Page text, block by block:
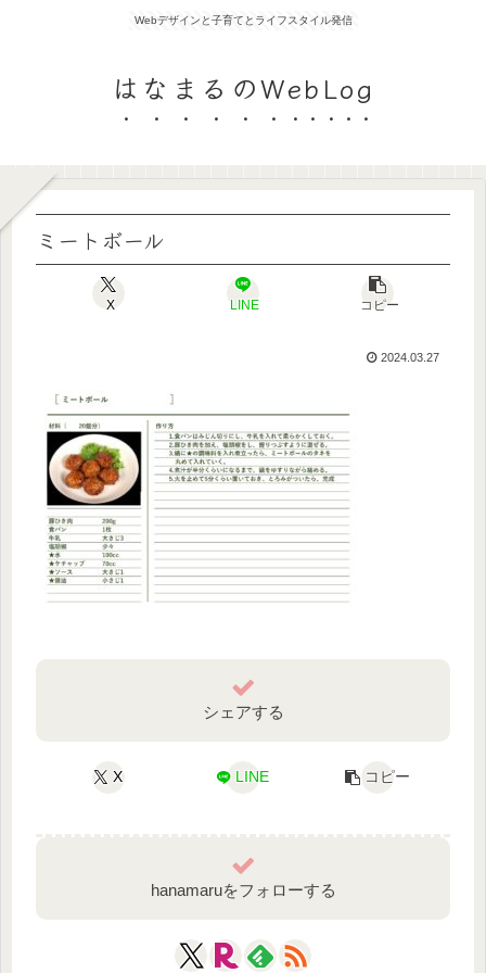
Webデザインと子育てとライフスタイル発信
はなまるのWebLog
ミートボール
X LINE コピー
2024.03.27
シェアする
X LINE コピー
hanamaruをフォローする